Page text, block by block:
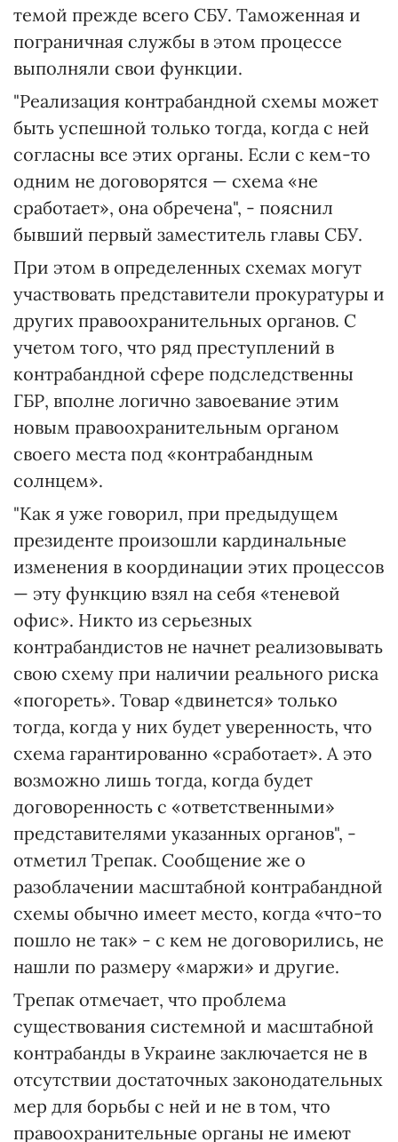
темой прежде всего СБУ. Таможенная и
пограничная службы в этом процессе
выполняли свои функции.
"Реализация контрабандной схемы может
быть успешной только тогда, когда с ней
согласны все этих органы. Если с кем-то
одним не договорятся — схема «не
сработает», она обречена", - пояснил
бывший первый заместитель главы СБУ.
При этом в определенных схемах могут
участвовать представители прокуратуры и
других правоохранительных органов. С
учетом того, что ряд преступлений в
контрабандной сфере подследственны
ГБР, вполне логично завоевание этим
новым правоохранительным органом
своего места под «контрабандным
солнцем».
"Как я уже говорил, при предыдущем
президенте произошли кардинальные
изменения в координации этих процессов
— эту функцию взял на себя «теневой
офис». Никто из серьезных
контрабандистов не начнет реализовывать
свою схему при наличии реального риска
«погореть». Товар «двинется» только
тогда, когда у них будет уверенность, что
схема гарантированно «сработает». А это
возможно лишь тогда, когда будет
договоренность с «ответственными»
представителями указанных органов", -
отметил Трепак. Сообщение же о
разоблачении масштабной контрабандной
схемы обычно имеет место, когда «что-то
пошло не так» - с кем не договорились, не
нашли по размеру «маржи» и другие.
Трепак отмечает, что проблема
существования системной и масштабной
контрабанды в Украине заключается не в
отсутствии достаточных законодательных
мер для борьбы с ней и не в том, что
правоохранительные органы не имеют